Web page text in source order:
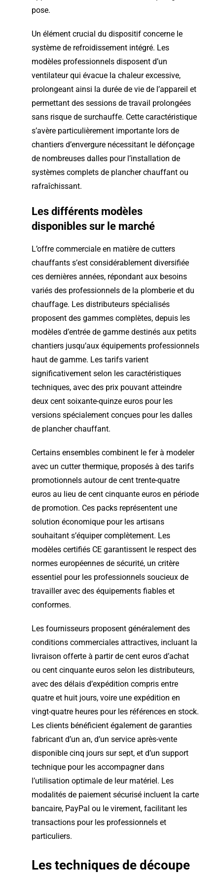
pose.
Un élément crucial du dispositif concerne le
système de refroidissement intégré. Les
modèles professionnels disposent d’un
ventilateur qui évacue la chaleur excessive,
prolongeant ainsi la durée de vie de l’appareil et
permettant des sessions de travail prolongées
sans risque de surchauffe. Cette caractéristique
s’avère particulièrement importante lors de
chantiers d’envergure nécessitant le défonçage
de nombreuses dalles pour l’installation de
systèmes complets de plancher chauffant ou
rafraîchissant.
Les différents modèles
disponibles sur le marché
L’offre commerciale en matière de cutters
chauffants s’est considérablement diversifiée
ces dernières années, répondant aux besoins
variés des professionnels de la plomberie et du
chauffage. Les distributeurs spécialisés
proposent des gammes complètes, depuis les
modèles d’entrée de gamme destinés aux petits
chantiers jusqu’aux équipements professionnels
haut de gamme. Les tarifs varient
significativement selon les caractéristiques
techniques, avec des prix pouvant atteindre
deux cent soixante-quinze euros pour les
versions spécialement conçues pour les dalles
de plancher chauffant.
Certains ensembles combinent le fer à modeler
avec un cutter thermique, proposés à des tarifs
promotionnels autour de cent trente-quatre
euros au lieu de cent cinquante euros en période
de promotion. Ces packs représentent une
solution économique pour les artisans
souhaitant s’équiper complètement. Les
modèles certifiés CE garantissent le respect des
normes européennes de sécurité, un critère
essentiel pour les professionnels soucieux de
travailler avec des équipements fiables et
conformes.
Les fournisseurs proposent généralement des
conditions commerciales attractives, incluant la
livraison offerte à partir de cent euros d’achat
ou cent cinquante euros selon les distributeurs,
avec des délais d’expédition compris entre
quatre et huit jours, voire une expédition en
vingt-quatre heures pour les références en stock.
Les clients bénéficient également de garanties
fabricant d’un an, d’un service après-vente
disponible cinq jours sur sept, et d’un support
technique pour les accompagner dans
l’utilisation optimale de leur matériel. Les
modalités de paiement sécurisé incluent la carte
bancaire, PayPal ou le virement, facilitant les
transactions pour les professionnels et
particuliers.
Les techniques de découpe